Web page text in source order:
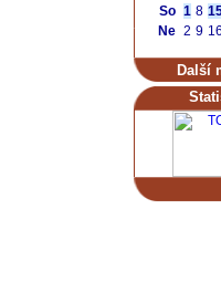
So 1 8
Ne 2 9 16
Další